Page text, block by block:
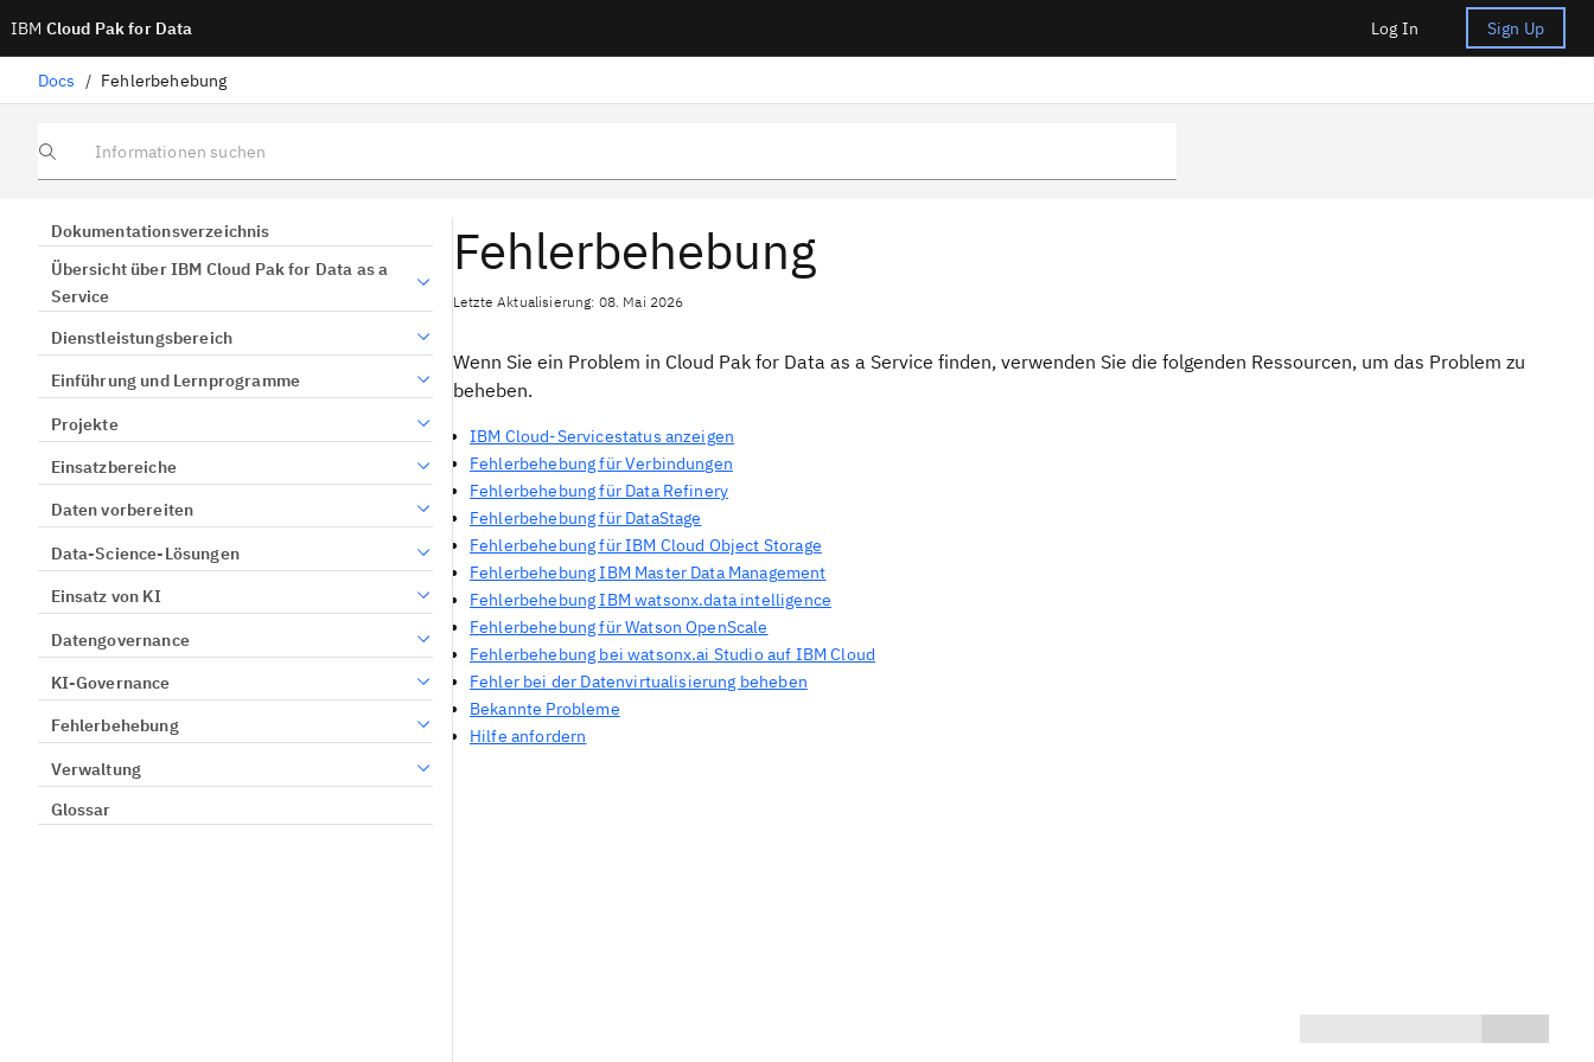
IBM Cloud Pak for Data Log In Sign Up
Docs / Fehlerbehebung
Informationen suchen
Dokumentationsverzeichnis
Übersicht über IBM Cloud Pak for Data as a
Service
Dienstleistungsbereich
Einführung und Lernprogramme
Projekte
Einsatzbereiche
Daten vorbereiten
Data-Science-Lösungen
Einsatz von KI
Datengovernance
KI-Governance
Fehlerbehebung
Verwaltung
Glossar
Fehlerbehebung
Letzte Aktualisierung: 08. Mai 2026
Wenn Sie ein Problem in Cloud Pak for Data as a Service finden, verwenden Sie die folgenden Ressourcen, um das Problem zu
beheben.
IBM Cloud-Servicestatus anzeigen
Fehlerbehebung für Verbindungen
Fehlerbehebung für Data Refinery
Fehlerbehebung für DataStage
Fehlerbehebung für IBM Cloud Object Storage
Fehlerbehebung IBM Master Data Management
Fehlerbehebung IBM watsonx.data intelligence
Fehlerbehebung für Watson OpenScale
Fehlerbehebung bei watsonx.ai Studio auf IBM Cloud
Fehler bei der Datenvirtualisierung beheben
Bekannte Probleme
Hilfe anfordern